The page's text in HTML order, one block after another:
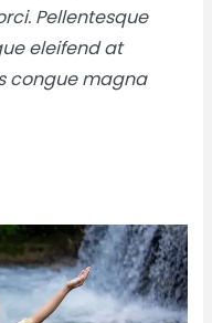
Pellentesque
eleifend at
congue magna